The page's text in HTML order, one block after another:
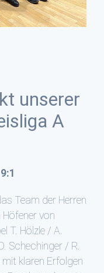
unserer
A
Team der Herren
Höfener von
T. Hölzle / A.
Schechinger / R.
klaren Erfolgen